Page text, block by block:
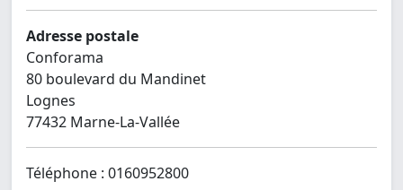
Adresse postale
Conforama
80 boulevard du Mandinet
Lognes
77432 Marne-La-Vallée
Téléphone : 0160952800